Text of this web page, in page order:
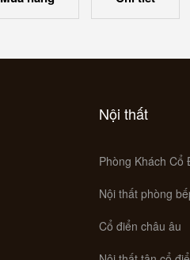
Nội thất
Phòng Khách Cổ
Nội thất phòng
Cổ điển châu âu